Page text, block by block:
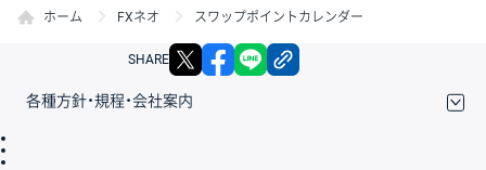
ホーム FXネオ スワップポイントカレンダー
SHARE X facebook
各種方針・規程・会社案内